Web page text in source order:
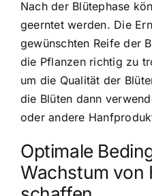
Nach der Blütephase
geerntet werden. Die
gewünschten Reife der
die Pflanzen richtig zu
um die Qualität der
die Blüten dann
oder andere
Optimale
Wachstum von